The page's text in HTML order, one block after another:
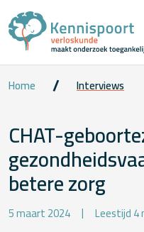
Home Interviews
CHAT-
betere zorg
5 maart 2024 Leestijd 4